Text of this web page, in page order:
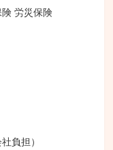
労災保険
負担）